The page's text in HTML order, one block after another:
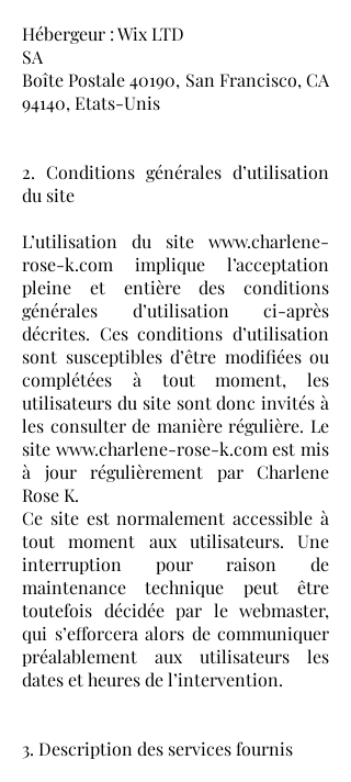
Hébergeur : Wix LTD
SA
Boîte Postale 40190, San Francisco, CA
94140, Etats-Unis
2. Conditions générales d’utilisation
du site
L’utilisation du site www.charlene-
rose-k.com implique l’acceptation
pleine et entière des conditions
générales d’utilisation ci-après
décrites. Ces conditions d’utilisation
sont susceptibles d’être modifiées ou
complétées à tout moment, les
utilisateurs du site sont donc invités à
les consulter de manière régulière. Le
site www.charlene-rose-k.com est mis
à jour régulièrement par Charlene
Rose K.
Ce site est normalement accessible à
tout moment aux utilisateurs. Une
interruption pour raison de
maintenance technique peut être
toutefois décidée par le webmaster,
qui s’efforcera alors de communiquer
préalablement aux utilisateurs les
dates et heures de l’intervention.
3. Description des services fournis